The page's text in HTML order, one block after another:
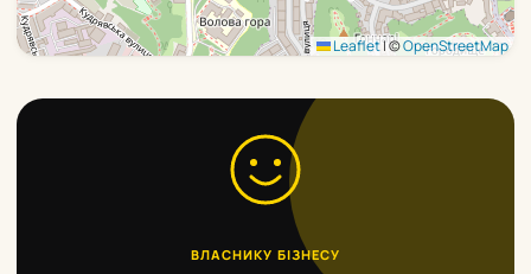
Leaflet|©OpenStreetMap
ВЛАСНИКУ БІЗНЕСУ